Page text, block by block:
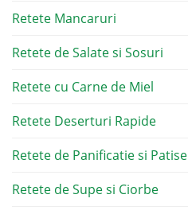
Retete Mancaruri
Retete de Salate si Sosuri
Retete cu Carne de Miel
Retete Deserturi Rapide
Retete de Panificatie si
Retete de Supe si Ciorbe